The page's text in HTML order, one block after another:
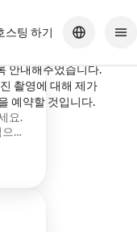
스팅 하기
요.
로
요.
니다. 그녀는
안내해주었습니다.
촬영에 대해 제가
리스틴을 예약할 것입니다.